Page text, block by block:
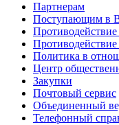
Партнерам
Поступающим в
Политика в
Центр
Закупки
Почтовый сервис
Объединенный
Телефонный